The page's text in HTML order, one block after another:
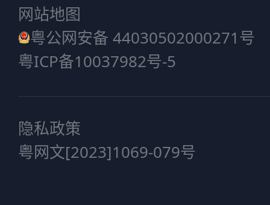
网站地图
粤公网安备 44030502000271号
粤ICP备10037982号-5
隐私政策
粤网文[2023]1069-079号